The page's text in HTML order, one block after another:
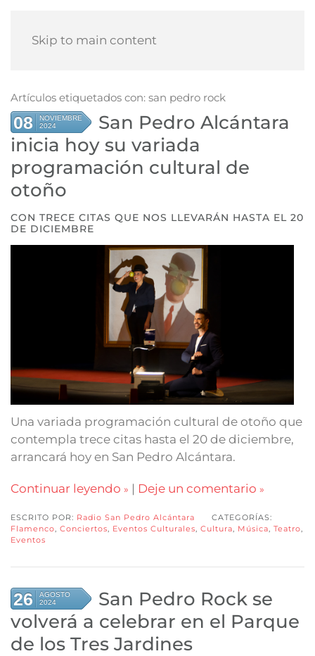
Skip to main content
Artículos etiquetados con: san pedro rock
08
NOVIEMBRE
2024
San Pedro Alcántara
inicia hoy su variada
programación cultural de
otoño
CON TRECE CITAS QUE NOS LLEVARÁN HASTA EL 20
DE DICIEMBRE
Una variada programación cultural de otoño que
contempla trece citas hasta el 20 de diciembre,
arrancará hoy en San Pedro Alcántara.
Continuar leyendo | Deje un comentario
ESCRITO POR: Radio San Pedro Alcántara
CATEGORÍAS:
Flamenco Conciertos Eventos Culturales Cultura Música Teatro
Eventos
26
AGOSTO
2024
San Pedro Rock se
volverá a celebrar en el Parque
de los Tres Jardines